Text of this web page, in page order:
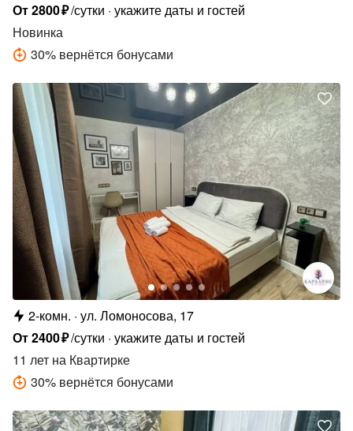
От2800₽/сутки укажите даты и гостей
Новинка
30% вернётся бонусами
2-комн. ул. Ломоносова, 17
От2400₽/сутки укажите даты и гостей
11 лет на Квартирке
30% вернётся бонусами